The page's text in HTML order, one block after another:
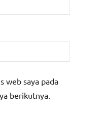
web saya pada
berikutnya.